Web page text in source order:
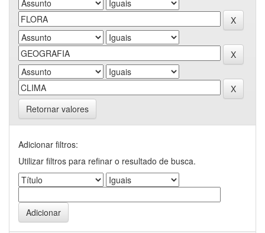
Retornar valores
Adicionar filtros:
Utilizar filtros para refinar o resultado de busca.